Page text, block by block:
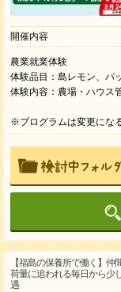
開催内容
農業就業体験
体験品目：島レモン、パ
体験内容：農場・ハウス
※プログラムは変更にな
【福島の保養所で働く】
荷量に追われる毎日から少
遇